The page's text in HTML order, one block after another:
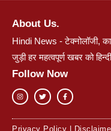
About Us.
Hindi News - टेक्नोलॉजी,
जुड़ी हर महत्वपूर्ण खबर को
Follow Now
Privacy Policy